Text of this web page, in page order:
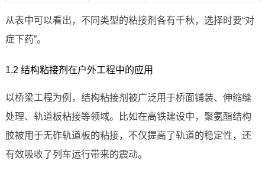
从表中可以看出，不同类型的粘接剂各有千秋，选择时要“对
症下药”。
1.2 结构粘接剂在户外工程中的应用
以桥梁工程为例，结构粘接剂被广泛用于桥面铺装、伸缩缝
处理、轨道板粘接等领域。比如在高铁建设中，聚氨酯结构
胶被用于无砟轨道板的粘接，不仅提高了轨道的稳定性，还
有效吸收了列车运行带来的震动。